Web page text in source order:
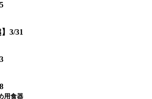
3/31
用食器